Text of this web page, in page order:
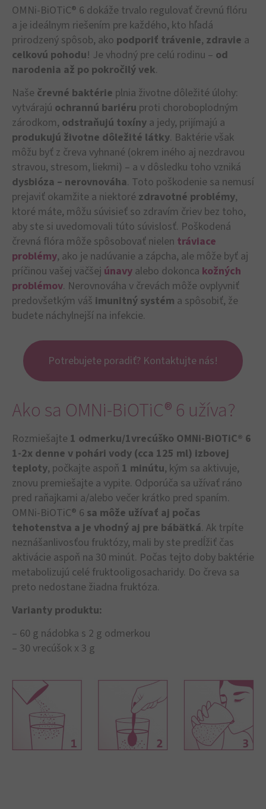
OMNi-BiOTiC® 6 dokáže trvalo regulovať črevnú flóru
a je ideálnym riešením pre každého, kto hľadá
prirodzený spôsob, ako podporiť trávenie, zdravie a
celkovú pohodu! Je vhodný pre celú rodinu – od
narodenia až po pokročilý vek.
Naše črevné baktérie plnia životne dôležité úlohy:
vytvárajú ochrannú bariéru proti choroboplodným
zárodkom, odstraňujú toxíny a jedy, prijímajú a
produkujú životne dôležité látky. Baktérie však
môžu byť z čreva vyhnané (okrem iného aj nezdravou
stravou, stresom, liekmi) – a v dôsledku toho vzniká
dysbióza – nerovnováha. Toto poškodenie sa nemusí
prejaviť okamžite a niektoré zdravotné problémy,
ktoré máte, môžu súvisieť so zdravím čriev bez toho,
aby ste si uvedomovali túto súvislosť. Poškodená
črevná flóra môže spôsobovať nielen tráviace
problémy, ako je nadúvanie a zápcha, ale môže byť aj
príčinou vašej väčšej únavy alebo dokonca kožných
problémov. Nerovnováha v črevách môže ovplyvniť
predovšetkým váš imunitný systém a spôsobiť, že
budete náchylnejší na infekcie.
Potrebujete poradiť? Kontaktujte nás!
Ako sa OMNi-BiOTiC® 6 užíva?
Rozmiešajte 1 odmerku/1vrecúško OMNi-BiOTiC® 6
1-2x denne v pohári vody (cca 125 ml) izbovej
teploty, počkajte aspoň 1 minútu, kým sa aktivuje,
znovu premiešajte a vypite. Odporúča sa užívať ráno
pred raňajkami a/alebo večer krátko pred spaním.
OMNi-BiOTiC® 6 sa môže užívať aj počas
tehotenstva a je vhodný aj pre bábätká. Ak trpíte
neznášanlivosťou fruktózy, mali by ste predĺžiť čas
aktivácie aspoň na 30 minút. Počas tejto doby baktérie
metabolizujú celé fruktooligosacharidy. Do čreva sa
preto nedostane žiadna fruktóza.
Varianty produktu:
– 60 g nádobka s 2 g odmerkou
– 30 vrecúšok x 3 g